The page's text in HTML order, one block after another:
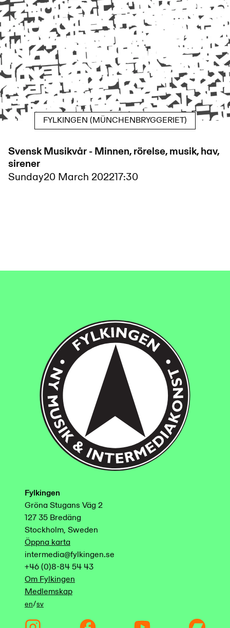
FYLKINGEN (MÜNCHENBRYGGERIET)
Svensk Musikvår - Minnen, rörelse, musik, hav,
sirener
Sunday20 March 202217:30
Fylkingen
Gröna Stugans Väg 2
127 35 Bredäng
Stockholm, Sweden
Öppna karta
intermedia@fylkingen.se
+46 (0)8-84 54 43
Om Fylkingen
Medlemskap
en/sv